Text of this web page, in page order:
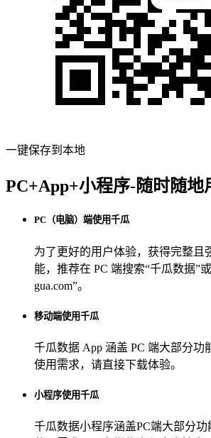
一键保存到本地
PC+App+小程序-随时随地
PC（电脑）端使用千瓜
为了更好的用户体验，获得完整且
能，推荐在 PC 端搜索“千瓜数据”
gua.com”。
移动端使用千瓜
千瓜数据 App 涵盖 PC 端大部分功
使用需求，请直接下载体验。
小程序使用千瓜
千瓜数据小程序涵盖PC端大部分